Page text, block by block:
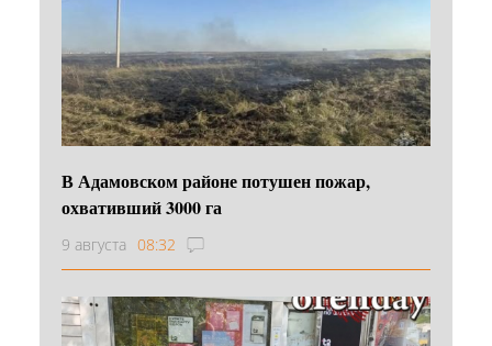
В Адамовском районе потушен пожар,
охвативший 3000 га
9 августа 08:32